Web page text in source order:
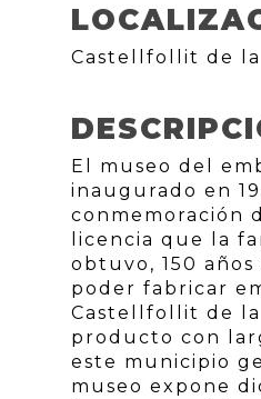
Castellfollit de la
El museo del
inaugurado en
conmemoración
licencia que la
obtuvo, 150 años
poder fabricar
Castellfollit de la
producto con
este municipio
museo expone